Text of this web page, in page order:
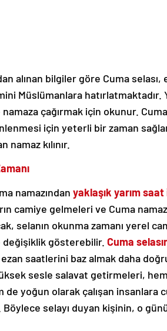
alınan bilgiler göre Cuma
Müslümanlara hatırlatmaktadır.
çağırmak için okunur.
için yeterli bir zaman
kılınır.
namazından yaklaşık yarım
camiye gelmeleri ve Cuma
selanın okunma zamanı yerel
gösterebilir. Cuma
saatlerini baz almak daha
sesle salavat getirmeleri,
yoğun olarak çalışan insanlara
Böylece selayı duyan kişinin, o